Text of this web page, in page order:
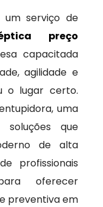
serviço de
preço
capacitada
agilidade e
o lugar certo.
uma
soluções que
de alta
profissionais
oferecer
preventiva em